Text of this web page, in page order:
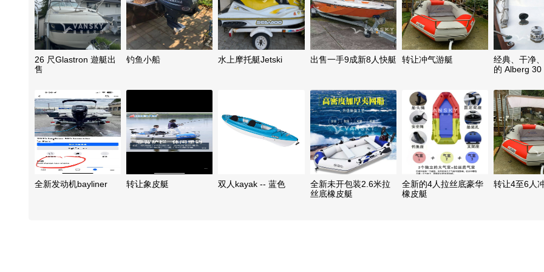
26 尺Glastron 遊艇出
售
钓鱼小船 水上摩托艇Jetski 出售一手9成新8人快艇 转让冲气游艇
经典、干净
的 Alberg 30
$12,900
全新发动机bayliner 转让象皮艇 双人kayak -- 蓝色
全新未开包装2.6米拉
丝底橡皮艇
全新的4人拉丝底豪华
橡皮艇
转让4至6人